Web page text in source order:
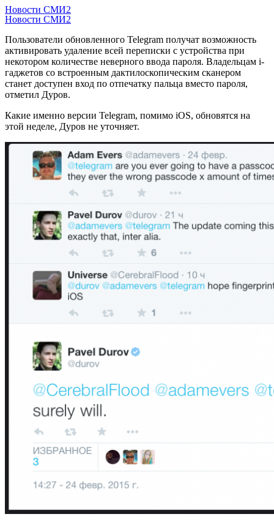
Новости СМИ2
Новости СМИ2
Пользователи обновленного Telegram получат возможность
активировать удаление всей переписки с устройства при
некотором количестве неверного ввода пароля. Владельцам i-
гаджетов со встроенным дактилоскопическим сканером
станет доступен вход по отпечатку пальца вместо пароля,
отметил Дуров.
Какие именно версии Telegram, помимо iOS, обновятся на
этой неделе, Дуров не уточняет.